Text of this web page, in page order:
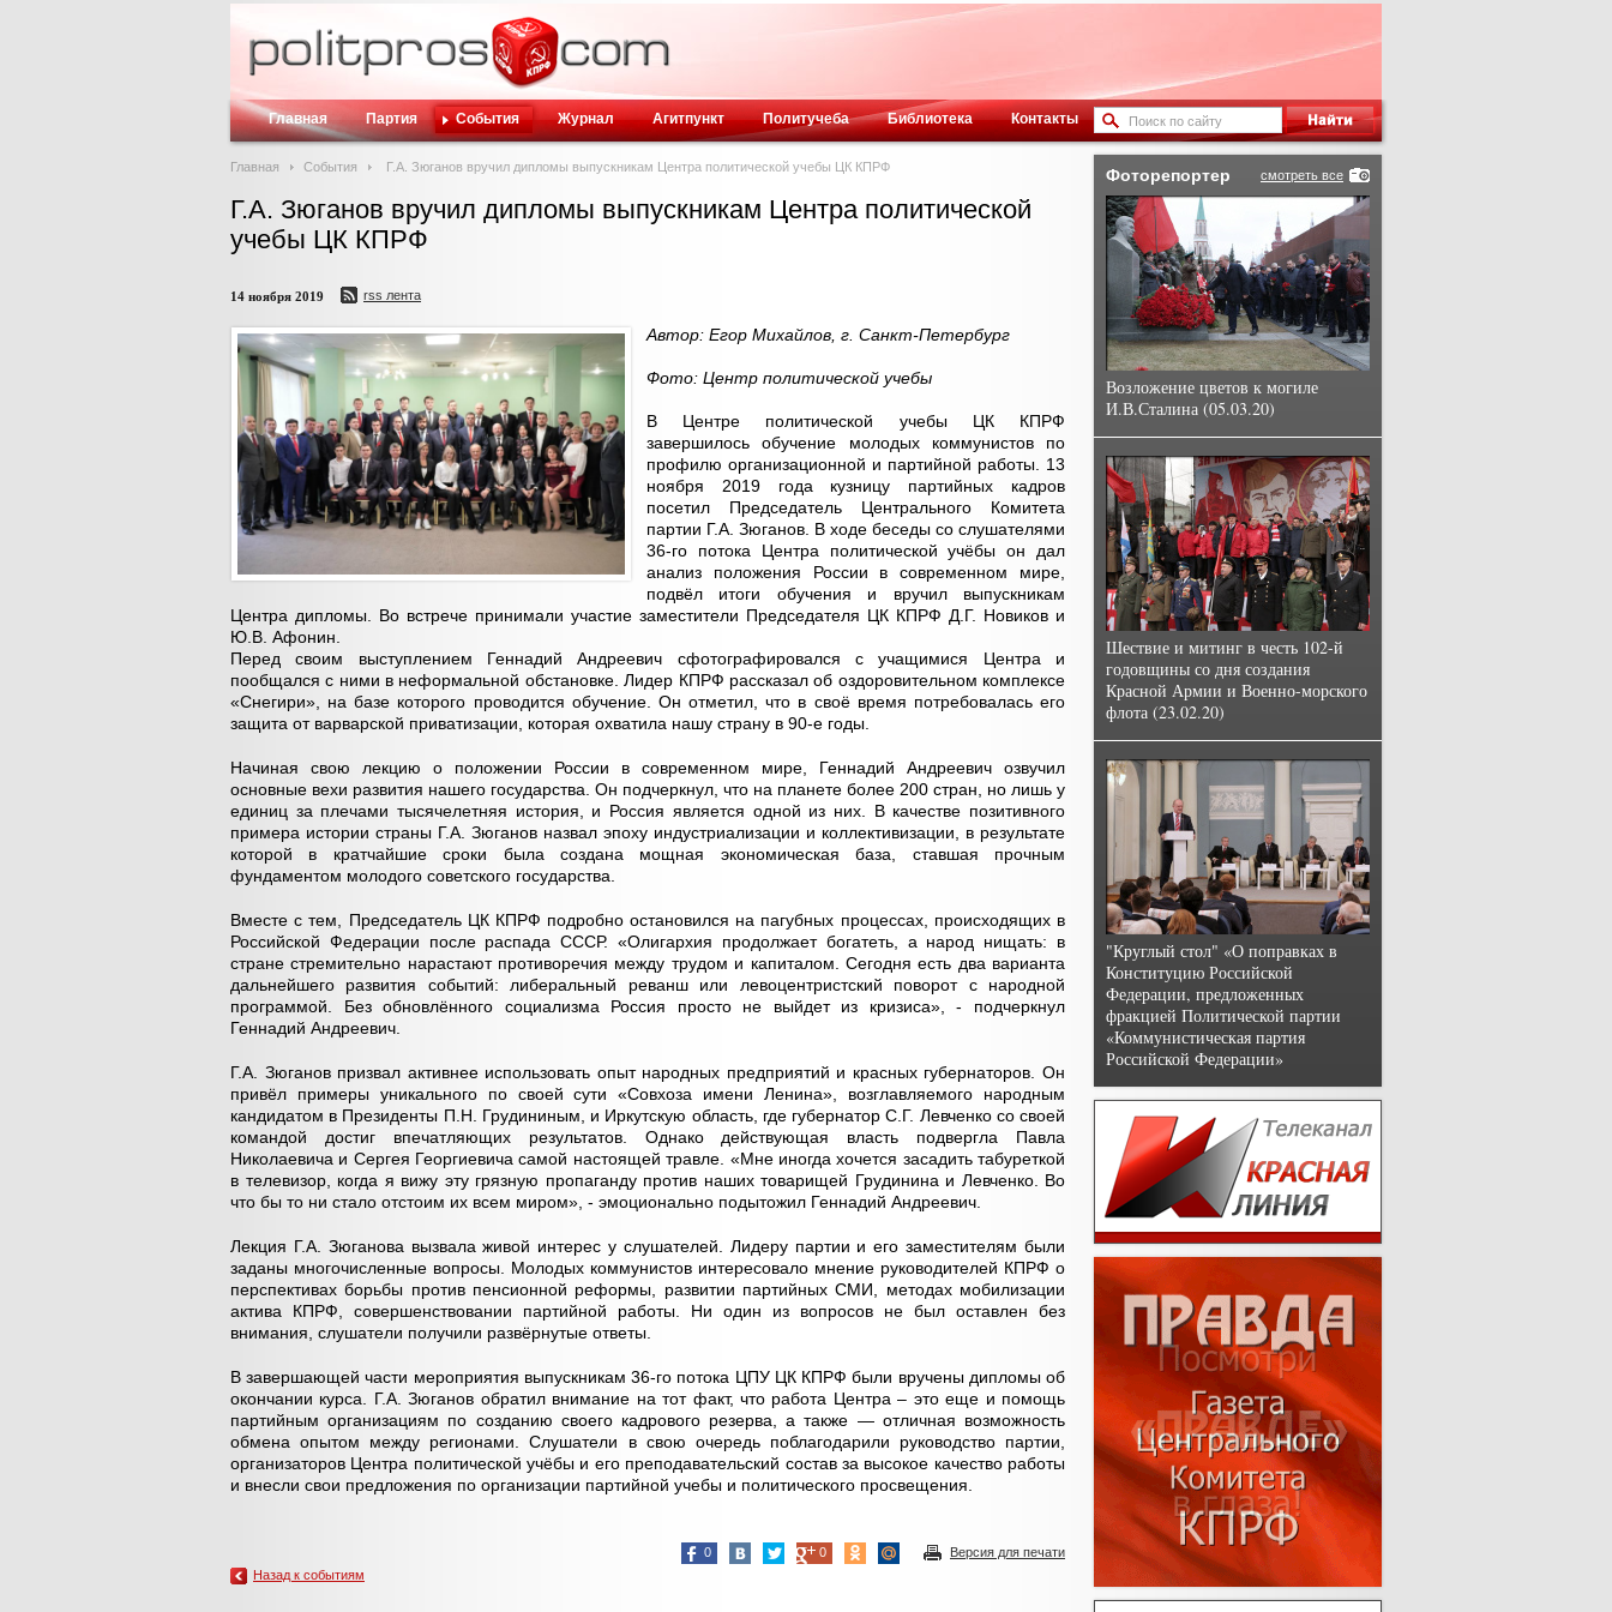
Главная Партия События Журнал Агитпункт Политучеба Библиотека Контакты
Главная События Г.А. Зюганов вручил дипломы выпускникам Центра политической учебы ЦК КПРФ
Г.А. Зюганов вручил дипломы выпускникам Центра политической
учебы ЦК КПРФ
14 ноября 2019 rss лента
Автор: Егор Михайлов, г. Санкт-Петербург
Фото: Центр политической учебы
В Центре политической учебы ЦК КПРФ
завершилось обучение молодых коммунистов по
профилю организационной и партийной работы. 13
ноября 2019 года кузницу партийных кадров
посетил Председатель Центрального Комитета
партии Г.А. Зюганов. В ходе беседы со слушателями
36-го потока Центра политической учёбы он дал
анализ положения России в современном мире,
подвёл итоги обучения и вручил выпускникам
Центра дипломы. Во встрече принимали участие заместители Председателя ЦК КПРФ Д.Г. Новиков и
Ю.В. Афонин.
Перед своим выступлением Геннадий Андреевич сфотографировался с учащимися Центра и
пообщался с ними в неформальной обстановке. Лидер КПРФ рассказал об оздоровительном комплексе
«Снегири», на базе которого проводится обучение. Он отметил, что в своё время потребовалась его
защита от варварской приватизации, которая охватила нашу страну в 90-е годы.
Начиная свою лекцию о положении России в современном мире, Геннадий Андреевич озвучил
основные вехи развития нашего государства. Он подчеркнул, что на планете более 200 стран, но лишь у
единиц за плечами тысячелетняя история, и Россия является одной из них. В качестве позитивного
примера истории страны Г.А. Зюганов назвал эпоху индустриализации и коллективизации, в результате
которой в кратчайшие сроки была создана мощная экономическая база, ставшая прочным
фундаментом молодого советского государства.
Вместе с тем, Председатель ЦК КПРФ подробно остановился на пагубных процессах, происходящих в
Российской Федерации после распада СССР. «Олигархия продолжает богатеть, а народ нищать: в
стране стремительно нарастают противоречия между трудом и капиталом. Сегодня есть два варианта
дальнейшего развития событий: либеральный реванш или левоцентристский поворот с народной
программой. Без обновлённого социализма Россия просто не выйдет из кризиса», - подчеркнул
Геннадий Андреевич.
Г.А. Зюганов призвал активнее использовать опыт народных предприятий и красных губернаторов. Он
привёл примеры уникального по своей сути «Совхоза имени Ленина», возглавляемого народным
кандидатом в Президенты П.Н. Грудининым, и Иркутскую область, где губернатор С.Г. Левченко со своей
командой достиг впечатляющих результатов. Однако действующая власть подвергла Павла
Николаевича и Сергея Георгиевича самой настоящей травле. «Мне иногда хочется засадить табуреткой
в телевизор, когда я вижу эту грязную пропаганду против наших товарищей Грудинина и Левченко. Во
что бы то ни стало отстоим их всем миром», - эмоционально подытожил Геннадий Андреевич.
Лекция Г.А. Зюганова вызвала живой интерес у слушателей. Лидеру партии и его заместителям были
заданы многочисленные вопросы. Молодых коммунистов интересовало мнение руководителей КПРФ о
перспективах борьбы против пенсионной реформы, развитии партийных СМИ, методах мобилизации
актива КПРФ, совершенствовании партийной работы. Ни один из вопросов не был оставлен без
внимания, слушатели получили развёрнутые ответы.
В завершающей части мероприятия выпускникам 36-го потока ЦПУ ЦК КПРФ были вручены дипломы об
окончании курса. Г.А. Зюганов обратил внимание на тот факт, что работа Центра – это еще и помощь
партийным организациям по созданию своего кадрового резерва, а также — отличная возможность
обмена опытом между регионами. Слушатели в свою очередь поблагодарили руководство партии,
организаторов Центра политической учёбы и его преподавательский состав за высокое качество работы
и внесли свои предложения по организации партийной учебы и политического просвещения.
Версия для печати
0
0
Назад к событиям
смотреть все
Фоторепортер
Возложение цветов к могиле
И.В.Сталина (05.03.20)
Шествие и митинг в честь 102-й
годовщины со дня создания
Красной Армии и Военно-морского
флота (23.02.20)
"Круглый стол" «О поправках в
Конституцию Российской
Федерации, предложенных
фракцией Политической партии
«Коммунистическая партия
Российской Федерации»